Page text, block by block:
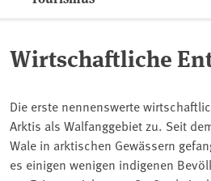
Wirtschaftliche
Die erste nennenswerte
Arktis als Walfanggebiet zu. Seit
Wale in arktischen Gewässern
es einigen wenigen indigenen